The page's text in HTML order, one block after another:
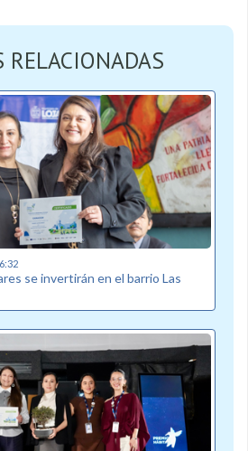
RELACIONADAS
se invertirán en el barrio Las